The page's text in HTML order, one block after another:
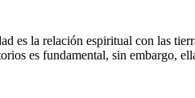
es la relación espiritual con las
es fundamental, sin embargo,